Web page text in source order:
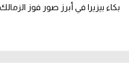
بكاء بيزيرا في أبرز صور فوز